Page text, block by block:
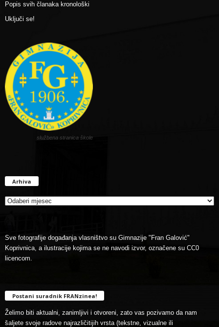
Popis svih članaka kronološki
Uključi se!
službena stranica škole
Arhiva
Sve fotografije događanja vlasništvo su Gimnazije "Fran Galović"
Koprivnica, a ilustracije kojima se ne navodi izvor, označene su CC0
licencom.
Postani suradnik FRANzinea!
Želimo biti aktualni, zanimljivi i otvoreni, zato vas pozivamo da nam
šaljete svoje radove najrazličitijih vrsta (tekstne, vizualne ili